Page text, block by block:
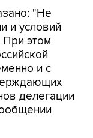
"Не
и условий
При этом
и с
делегации